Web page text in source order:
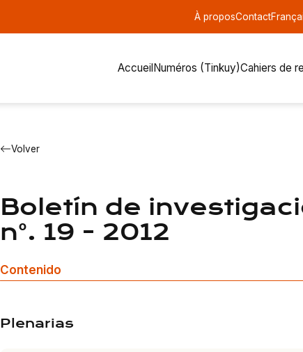
À proposContact
AccueilNuméros (Tinkuy)Cahiers de
Volver
Boletín de
n°. 19 - 2012
Contenido
Plenarias